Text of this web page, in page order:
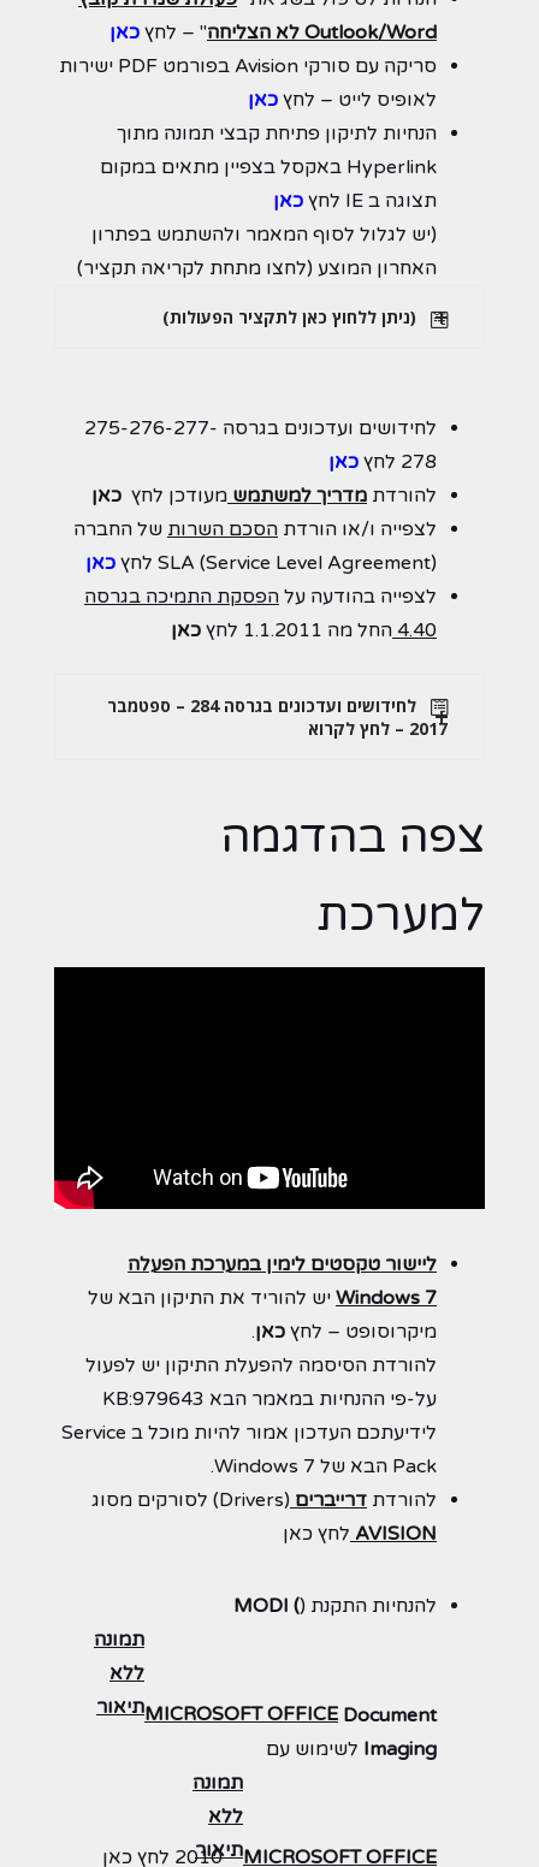
Outlook/Word לא הצליחה
" – לחץ כאן
סריקה עם סורקי Avision בפורמט PDF ישירות
לאופיס לייט – לחץ כאן
הנחיות לתיקון פתיחת קבצי תמונה מתוך
Hyperlink באקסל בצפיין מתאים במקום
תצוגה ב IE לחץ
כאן
(יש לגלול לסוף המאמר ולהשתמש בפתרון
האחרון המוצע (לחצו מתחת לקריאה תקציר)
(ניתן ללחוץ כאן לתקציר הפעולות)
לחידושים ועדכונים בגרסה 275-276-277-
278 לחץ
כאן
להורדת מדריך למשתמש מעודכן לחץ כאן
לצפייה ו/או הורדת הסכם השרות של החברה
(SLA (Service Level Agreement לחץ
כאן
לצפייה בהודעה על הפסקת התמיכה בגרסה
4.40 החל מה 1.1.2011 לחץ כאן
לחידושים ועדכונים בגרסה 284 – ספטמבר
2017 – לחץ לקרוא
צפה בהדגמה
למערכת
ליישור טקסטים לימין במערכת הפעלה
Windows 7 יש להוריד את התיקון הבא של
מיקרוסופט – לחץ כאן.
להורדת הסיסמה להפעלת התיקון יש לפעול
על-פי ההנחיות במאמר הבא KB:979643
לידיעתכם העדכון אמור להיות מוכל ב Service
Pack הבא של Windows 7.
להורדת דרייברים (Drivers) לסורקים מסוג
AVISION לחץ כאן
להנחיות התקנת (MODI (
MICROSOFT OFFICE Document
Imaging לשימוש עם
MICROSOFT OFFICE 2010 לחץ כאן